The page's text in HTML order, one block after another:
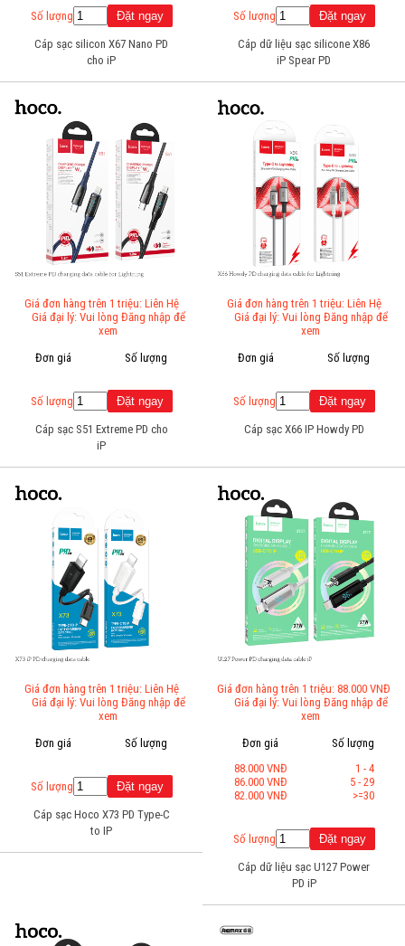
Số lượng
Cáp sạc silicon X67 Nano PD
cho iP
Số lượng
Cáp dữ liệu sạc silicone X86
iP Spear PD
Giá đơn hàng trên 1 triệu: Liên Hệ
Giá đại lý: Vui lòng Đăng nhập để
xem
Đơn giá
Số lượng
Số lượng
Cáp sạc S51 Extreme PD cho
iP
Giá đơn hàng trên 1 triệu: Liên Hệ
Giá đại lý: Vui lòng Đăng nhập để
xem
Đơn giá
Số lượng
Số lượng
Cáp sạc X66 IP Howdy PD
Giá đơn hàng trên 1 triệu: Liên Hệ
Giá đại lý: Vui lòng Đăng nhập để
xem
Đơn giá
Số lượng
Số lượng
Cáp sạc Hoco X73 PD Type-C
to IP
Giá đơn hàng trên 1 triệu: 88.000 VNĐ
Giá đại lý: Vui lòng Đăng nhập để
xem
Đơn giá
88.000 VNĐ
86.000 VNĐ
82.000 VNĐ
Số lượng
1 - 4
5 - 29
>=30
Số lượng
Cáp dữ liệu sạc U127 Power
PD iP